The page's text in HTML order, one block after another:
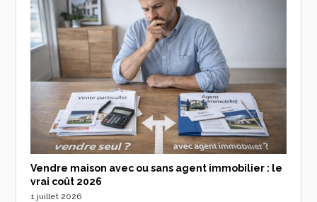
Vendre maison avec ou sans agent immobilier : le
vrai coût 2026
1 juillet 2026